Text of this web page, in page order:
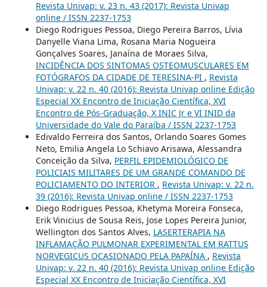
Revista Univap: v. 23 n. 43 (2017): Revista Univap
online / ISSN 2237-1753
Diego Rodrigues Pessoa, Diego Pereira Barros, Lívia
Danyelle Viana Lima, Rosana Maria Nogueira
Gonçalves Soares, Janaína de Moraes Silva,
INCIDÊNCIA DOS SINTOMAS OSTEOMUSCULARES EM
FOTÓGRAFOS DA CIDADE DE TERESINA-PI , Revista
Univap: v. 22 n. 40 (2016): Revista Univap online Edição
Especial XX Encontro de Iniciação Científica, XVI
Encontro de Pós-Graduação, X INIC Jr e VI INID da
Universidade do Vale do Paraíba / ISSN 2237-1753
Edivaldo Ferreira dos Santos, Orlando Soares Gomes
Neto, Emilia Angela Lo Schiavo Arisawa, Alessandra
Conceição da Silva, PERFIL EPIDEMIOLÓGICO DE
POLICIAIS MILITARES DE UM GRANDE COMANDO DE
POLICIAMENTO DO INTERIOR , Revista Univap: v. 22 n.
39 (2016): Revista Univap online / ISSN 2237-1753
Diego Rodrigues Pessoa, Khetyma Moreira Fonseca,
Erik Vinicius de Sousa Reis, Jose Lopes Pereira Junior,
Wellington dos Santos Alves, LASERTERAPIA NA
INFLAMAÇÃO PULMONAR EXPERIMENTAL EM RATTUS
NORVEGICUS OCASIONADO PELA PAPAÍNA , Revista
Univap: v. 22 n. 40 (2016): Revista Univap online Edição
Especial XX Encontro de Iniciação Científica, XVI